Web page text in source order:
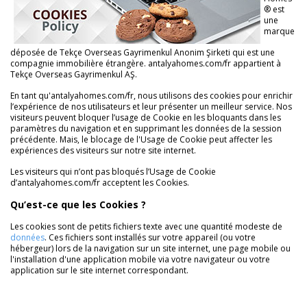
® est
une
marque
déposée de Tekçe Overseas Gayrimenkul Anonim Şirketi qui est une
compagnie immobilière étrangère. antalyahomes.com/fr appartient à
Tekçe Overseas Gayrimenkul AŞ.
En tant qu'antalyahomes.com/fr, nous utilisons des cookies pour enrichir
l’expérience de nos utilisateurs et leur présenter un meilleur service. Nos
visiteurs peuvent bloquer l’usage de Cookie en les bloquants dans les
paramètres du navigation et en supprimant les données de la session
précédente. Mais, le blocage de l'Usage de Cookie peut affecter les
expériences des visiteurs sur notre site internet.
Les visiteurs qui n’ont pas bloqués l’Usage de Cookie
d’antalyahomes.com/fr acceptent les Cookies.
Qu’est-ce que les Cookies ?
Les cookies sont de petits fichiers texte avec une quantité modeste de
données. Ces fichiers sont installés sur votre appareil (ou votre
hébergeur) lors de la navigation sur un site internet, une page mobile ou
l'installation d'une application mobile via votre navigateur ou votre
application sur le site internet correspondant.